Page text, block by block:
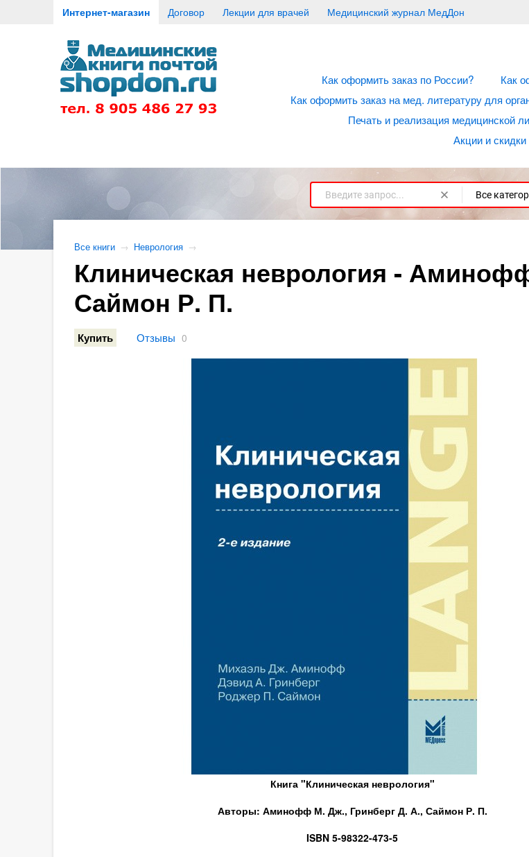
Интернет-магазин Договор Лекции для врачей Медицинский журнал МедДон
Как оформить заказ по России?
Как
Как оформить заказ на мед. литературу для
Печать и реализация медицинской
Акции и
Все
Все книги → Неврология →
Клиническая неврология -
Саймон Р. П.
Купить Отзывы 0
Книга "Клиническая неврология"
Авторы: Аминофф М. Дж., Гринберг Д. А., Саймон Р. П.
ISBN 5-98322-473-5